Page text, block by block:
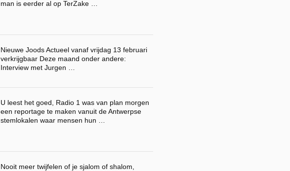
man is eerder al op TerZake …
Nieuwe Joods Actueel vanaf vrijdag 13 februari
verkrijgbaar Deze maand onder andere:
Interview met Jurgen …
U leest het goed, Radio 1 was van plan morgen
een reportage te maken vanuit de Antwerpse
stemlokalen waar mensen hun …
Nooit meer twijfelen of je sjalom of shalom,